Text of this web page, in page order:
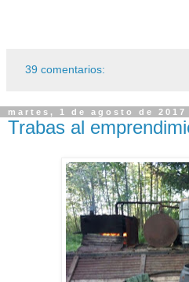
39 comentarios:
martes, 1 de agosto de 2017
Trabas al